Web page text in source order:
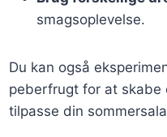
smagsoplevelse.
Du kan også
peberfrugt for at skabe
tilpasse din